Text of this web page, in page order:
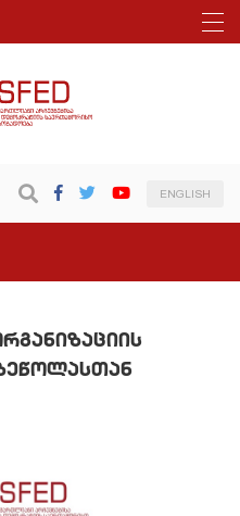
ENGLISH